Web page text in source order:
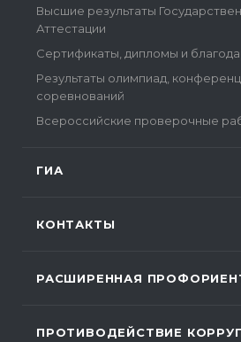
Высшие результаты
Аттестации
Сертификаты, дипломы и
Результаты олимпиад,
соревнований
Всероссийские проверочные
ГИА
КОНТАКТЫ
РАСШИРЕННАЯ
ПРОТИВОДЕЙСТВИЕ